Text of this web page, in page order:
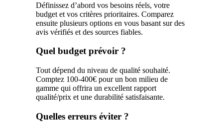
Définissez d’abord vos besoins réels, votre
budget et vos critères prioritaires. Comparez
ensuite plusieurs options en vous basant sur des
avis vérifiés et des sources fiables.
Quel budget prévoir ?
Tout dépend du niveau de qualité souhaité.
Comptez 100-400€ pour un bon milieu de
gamme qui offrira un excellent rapport
qualité/prix et une durabilité satisfaisante.
Quelles erreurs éviter ?